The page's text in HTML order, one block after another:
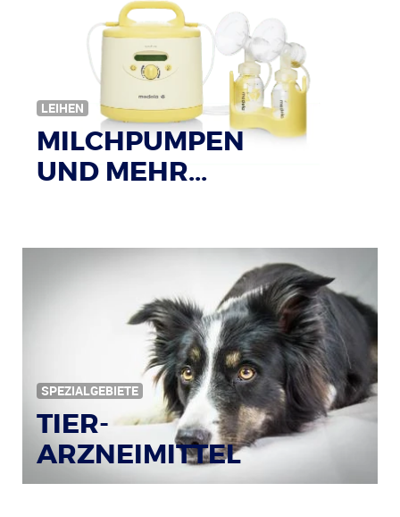
Bildquelle: © Tim Reckmann / pixelio.de
LEIHEN
MILCHPUMPEN
UND MEHR...
SPEZIALGEBIETE
TIER-
ARZNEIMITTEL